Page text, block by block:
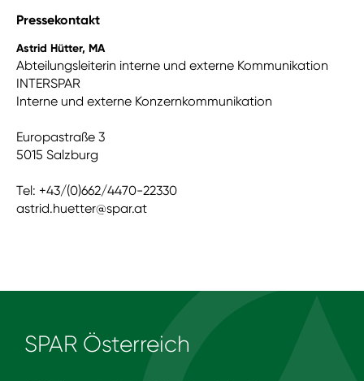
Pressekontakt
Astrid Hütter, MA
Abteilungsleiterin interne und externe Kommunikation
INTERSPAR
Interne und externe Konzernkommunikation
Europastraße 3
5015 Salzburg
Tel: +43/(0)662/4470-22330
astrid.huetter@spar.at
SPAR Österreich